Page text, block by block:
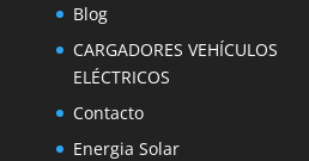
Blog
CARGADORES VEHÍCULOS
ELÉCTRICOS
Contacto
Energia Solar